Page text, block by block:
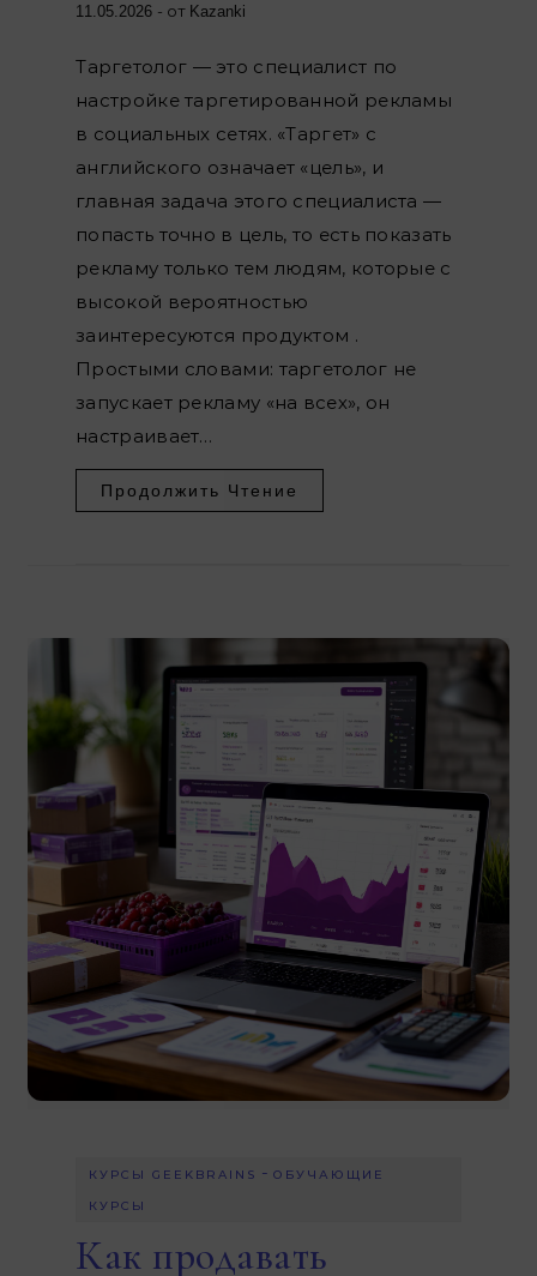
11.05.2026 - от Kazanki
Таргетолог — это специалист по
настройке таргетированной рекламы
в социальных сетях. «Таргет» с
английского означает «цель», и
главная задача этого специалиста —
попасть точно в цель, то есть показать
рекламу только тем людям, которые с
высокой вероятностью
заинтересуются продуктом .
Простыми словами: таргетолог не
запускает рекламу «на всех», он
настраивает…
Продолжить Чтение
КУРСЫ GEEKBRAINS -ОБУЧАЮЩИЕ
КУРСЫ
Как продавать